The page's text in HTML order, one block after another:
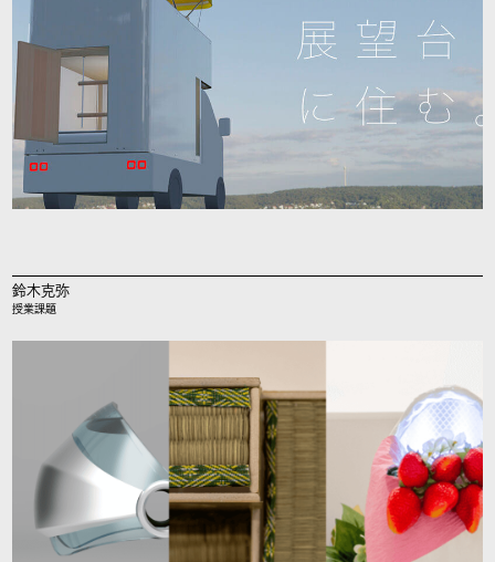
鈴木克弥
授業課題